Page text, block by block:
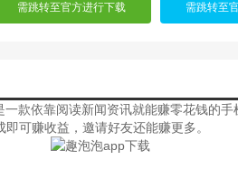
需跳转至官方进行下载 需跳转至
一款依靠阅读新闻资讯就能赚零花钱的
可赚收益，邀请好友还能赚更多。